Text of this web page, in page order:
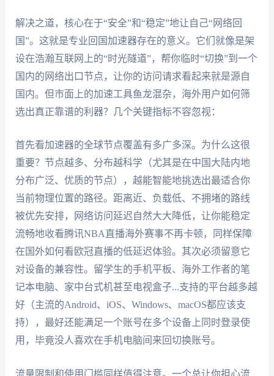
解决之道，核心在于“安全”和“稳定”地让自己“网络回
国”。这就是专业回国加速器存在的意义。它们就像是架
设在浩瀚互联网上的“时光隧道”，帮你临时“切换”到一个
国内的网络出口节点，让你的访问请求看起来就是源自
国内。但市面上的加速工具鱼龙混杂，海外用户如何筛
选出真正靠谱的利器？几个关键指标不容忽视：
首先看加速器的全球节点覆盖有多广多深。为什么这很
重要？节点越多、分布越科学（尤其是在中国大陆内地
分布广泛、优质的节点），越能智能地挑选出最适合你
当前物理位置的路径。距离近、负载低、不拥堵的路线
被优先安排，网络访问延迟自然大大降低，让你能稳定
流畅地收看腾讯NBA直播海外赛事不再卡顿，同样保障
在国外如何看欧冠直播的低延迟体验。其次必须留意它
对设备的兼容性。留学生的手机平板、海外工作者的笔
记本电脑、家中台式机甚至电视盒子...支持的平台越多越
好（主流的Android、iOS、Windows、macOS都应该支
持），最好还能满足一个账号在多个设备上同时登录使
用，毕竟没人喜欢在手机电脑间来回切换账号。
流量限制和使用门槛同样值得注意。一个总让你担心流